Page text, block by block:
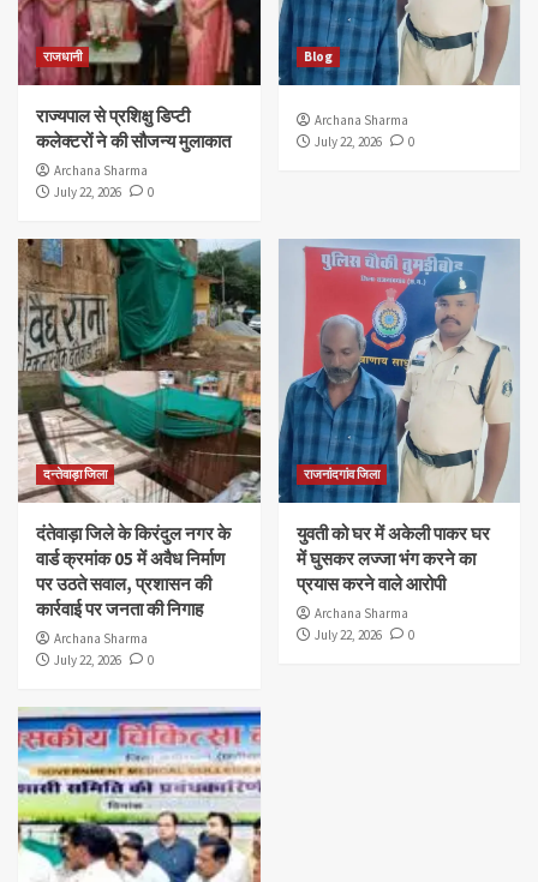
राजधानी
राज्यपाल से प्रशिक्षु डिप्टी
कलेक्टरों ने की सौजन्य मुलाकात
Archana Sharma
July 22, 2026
0
Blog
Archana Sharma
July 22, 2026
0
दन्तेवाड़ा जिला
दंतेवाड़ा जिले के किरंदुल नगर के
वार्ड क्रमांक 05 में अवैध निर्माण
पर उठते सवाल, प्रशासन की
कार्रवाई पर जनता की निगाह
Archana Sharma
July 22, 2026
0
राजनांदगांव जिला
युवती को घर में अकेली पाकर घर
में घुसकर लज्जा भंग करने का
प्रयास करने वाले आरोपी
Archana Sharma
July 22, 2026
0